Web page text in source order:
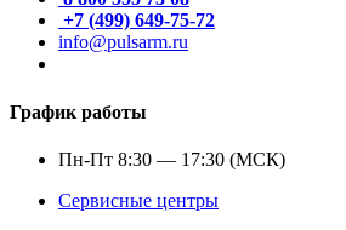
+7 (499) 649-75-72
info@pulsarm.ru
График работы
Пн-Пт 8:30 — 17:30 (МСК)
Сервисные центры